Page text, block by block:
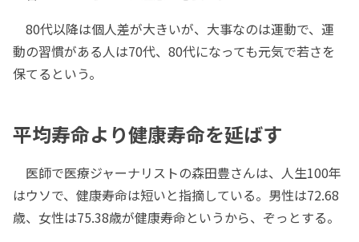
80代以降は個人差が大きいが、大事なのは運動で、運
動の習慣がある人は70代、80代になっても元気で若さを
保てるという。
平均寿命より健康寿命を延ばす
医師で医療ジャーナリストの森田豊さんは、人生100年
はウソで、健康寿命は短いと指摘している。男性は72.68
歳、女性は75.38歳が健康寿命というから、ぞっとする。